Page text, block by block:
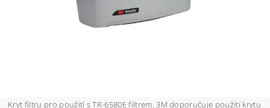
Kryt filtru pro použití s TR-6580E filtrem. 3M doporučuje použití krytu